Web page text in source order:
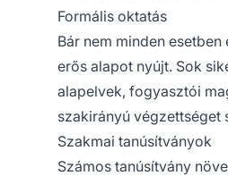
Formális oktatás
Bár nem minden
erős alapot nyújt. Sok
alapelvek, fogyasztói
szakirányú végzettséget
Szakmai tanúsítványok
Számos tanúsítvány